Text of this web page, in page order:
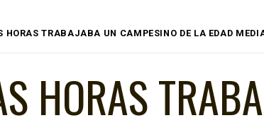
HORAS TRABAJABA UN CAMPESINO DE LA EDAD
HORAS